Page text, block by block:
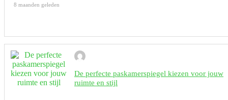
8 maanden geleden
De perfecte paskamerspiegel kiezen voor jouw
ruimte en stijl